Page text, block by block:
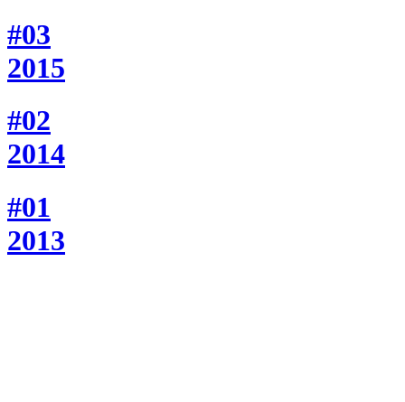
#03
2015
#02
2014
#01
2013